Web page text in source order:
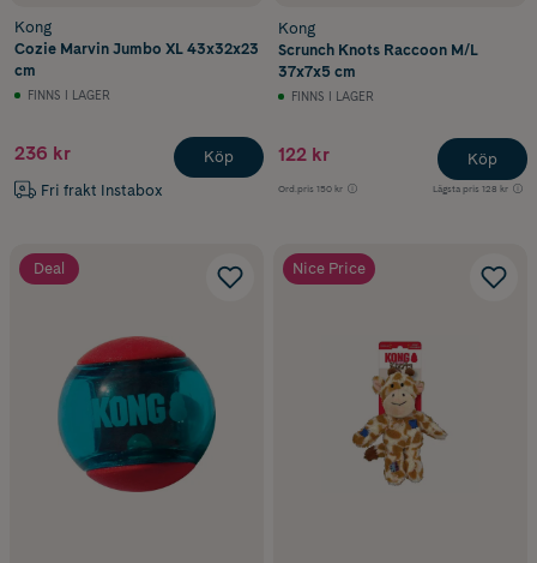
Kong
Cozie Marvin Jumbo XL 43x32x23
cm
FINNS I LAGER
236 kr
Fri frakt Instabox
Köp
Kong
Scrunch Knots Raccoon M/L
37x7x5 cm
FINNS I LAGER
122 kr
Ord.pris 150 kr Lägsta pris 128 kr
Köp
Deal Nice Price